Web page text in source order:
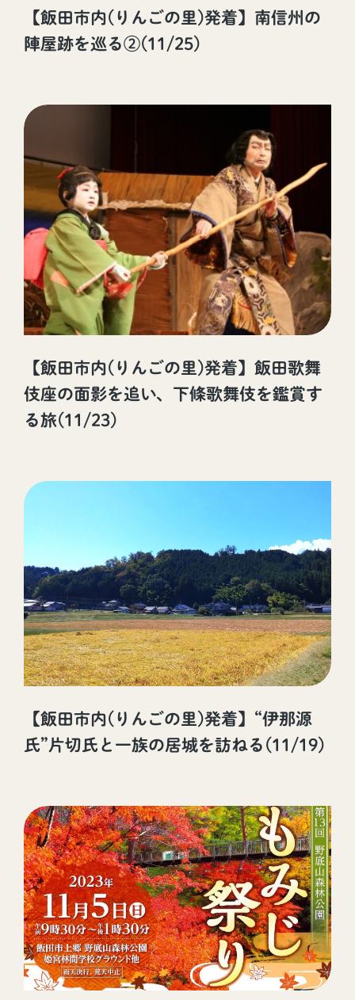
【飯田市内(りんごの里)発着】南信州の
陣屋跡を巡る②(11/25)
【飯田市内(りんごの里)発着】飯田歌舞
伎座の面影を追い、下條歌舞伎を鑑賞す
る旅(11/23)
【飯田市内(りんごの里)発着】“伊那源
氏”片切氏と一族の居城を訪ねる(11/19)